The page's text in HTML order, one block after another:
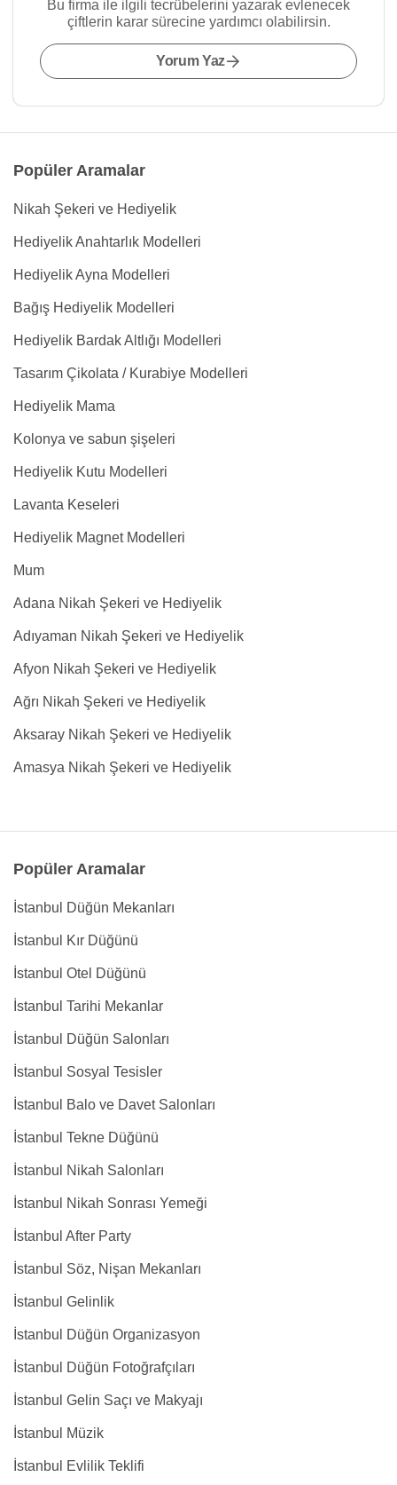
Bu firma ile ilgili tecrübelerini yazarak evlenecek
çiftlerin karar sürecine yardımcı olabilirsin.
Yorum Yaz
Popüler Aramalar
Nikah Şekeri ve Hediyelik
Hediyelik Anahtarlık Modelleri
Hediyelik Ayna Modelleri
Bağış Hediyelik Modelleri
Hediyelik Bardak Altlığı Modelleri
Tasarım Çikolata / Kurabiye Modelleri
Hediyelik Mama
Kolonya ve sabun şişeleri
Hediyelik Kutu Modelleri
Lavanta Keseleri
Hediyelik Magnet Modelleri
Mum
Adana Nikah Şekeri ve Hediyelik
Adıyaman Nikah Şekeri ve Hediyelik
Afyon Nikah Şekeri ve Hediyelik
Ağrı Nikah Şekeri ve Hediyelik
Aksaray Nikah Şekeri ve Hediyelik
Amasya Nikah Şekeri ve Hediyelik
Popüler Aramalar
İstanbul Düğün Mekanları
İstanbul Kır Düğünü
İstanbul Otel Düğünü
İstanbul Tarihi Mekanlar
İstanbul Düğün Salonları
İstanbul Sosyal Tesisler
İstanbul Balo ve Davet Salonları
İstanbul Tekne Düğünü
İstanbul Nikah Salonları
İstanbul Nikah Sonrası Yemeği
İstanbul After Party
İstanbul Söz, Nişan Mekanları
İstanbul Gelinlik
İstanbul Düğün Organizasyon
İstanbul Düğün Fotoğrafçıları
İstanbul Gelin Saçı ve Makyajı
İstanbul Müzik
İstanbul Evlilik Teklifi